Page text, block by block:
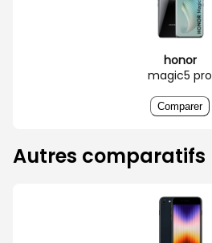
honor
magic5 pro
Comparer
Autres comparatifs